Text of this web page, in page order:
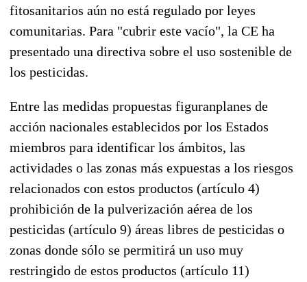
fitosanitarios aún no está regulado por leyes
comunitarias. Para "cubrir este vacío", la CE ha
presentado una directiva sobre el uso sostenible de
los pesticidas.
Entre las medidas propuestas figuranplanes de
acción nacionales establecidos por los Estados
miembros para identificar los ámbitos, las
actividades o las zonas más expuestas a los riesgos
relacionados con estos productos (artículo 4)
prohibición de la pulverización aérea de los
pesticidas (artículo 9) áreas libres de pesticidas o
zonas donde sólo se permitirá un uso muy
restringido de estos productos (artículo 11)